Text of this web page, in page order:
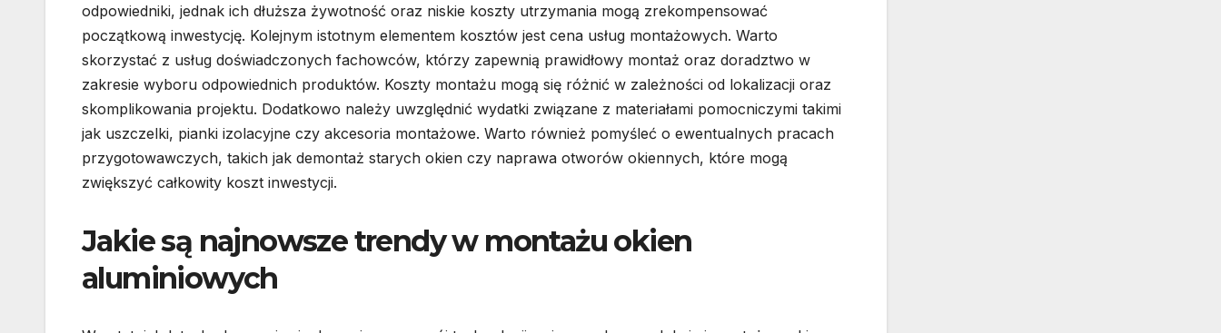
odpowiedniki, jednak ich dłuższa żywotność oraz niskie koszty utrzymania mogą zrekompensować
początkową inwestycję. Kolejnym istotnym elementem kosztów jest cena usług montażowych. Warto
skorzystać z usług doświadczonych fachowców, którzy zapewnią prawidłowy montaż oraz doradztwo w
zakresie wyboru odpowiednich produktów. Koszty montażu mogą się różnić w zależności od lokalizacji oraz
skomplikowania projektu. Dodatkowo należy uwzględnić wydatki związane z materiałami pomocniczymi takimi
jak uszczelki, pianki izolacyjne czy akcesoria montażowe. Warto również pomyśleć o ewentualnych pracach
przygotowawczych, takich jak demontaż starych okien czy naprawa otworów okiennych, które mogą
zwiększyć całkowity koszt inwestycji.
Jakie są najnowsze trendy w montażu okien
aluminiowych